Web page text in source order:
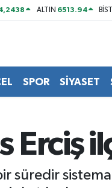
ALTIN 6513.94
SPOR SİYASET
Erciş
bir süredir